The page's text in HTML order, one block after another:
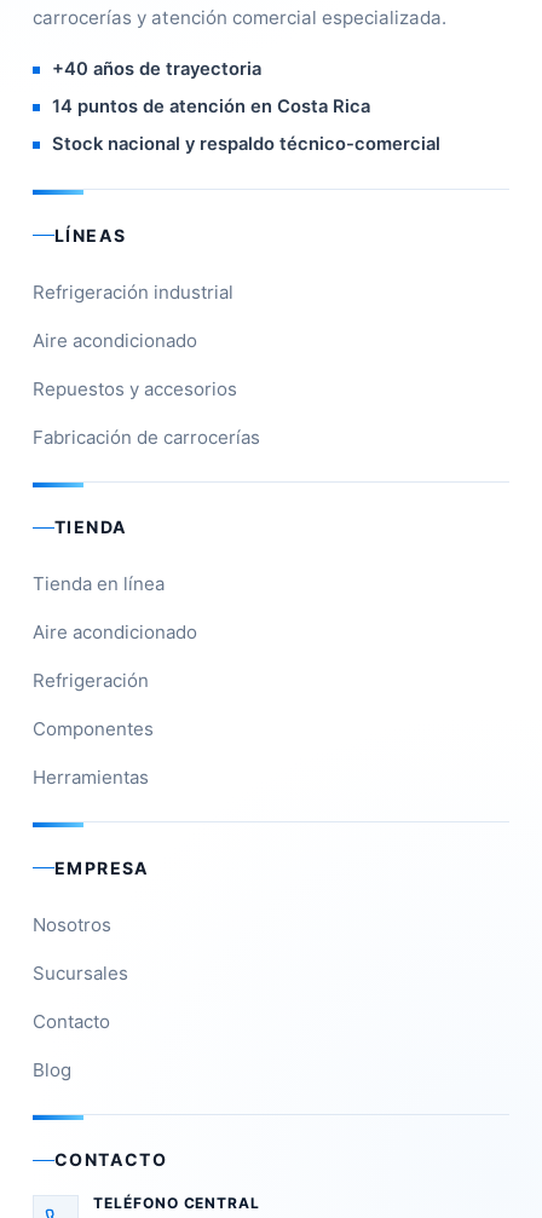
carrocerías y atención comercial especializada.
+40 años de trayectoria
14 puntos de atención en Costa Rica
Stock nacional y respaldo técnico-comercial
LÍNEAS
Refrigeración industrial
Aire acondicionado
Repuestos y accesorios
Fabricación de carrocerías
TIENDA
Tienda en línea
Aire acondicionado
Refrigeración
Componentes
Herramientas
EMPRESA
Nosotros
Sucursales
Contacto
Blog
CONTACTO
TELÉFONO CENTRAL